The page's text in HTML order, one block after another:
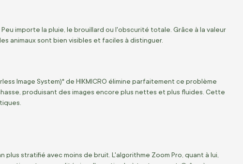
importe la pluie, le brouillard ou l'obscurité totale. Grâce à la valeur
animaux sont bien visibles et faciles à distinguer.
Image System)* de HIKMICRO élimine parfaitement ce problème
produisant des images encore plus nettes et plus fluides. Cette
stratifié avec moins de bruit. L'algorithme Zoom Pro, quant à lui,